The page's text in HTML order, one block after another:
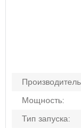
Мощность:
Тип запуска: